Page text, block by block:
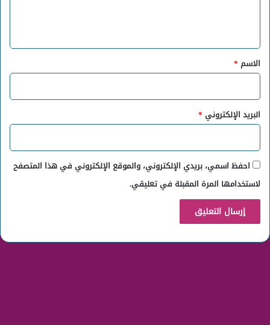
*
الاسم *
البريد الإلكتروني *
احفظ اسمي، بريدي الإلكتروني، والموقع الإلكتروني في هذا المتصفح
لاستخدامها المرة المقبلة في تعليقي.